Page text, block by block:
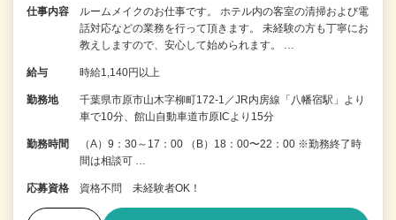
仕事内容
ルームメイクのお仕事です。 ホテル内の客室の清掃および電
話対応などの業務を行って頂きます。 未経験の方も丁寧にお
教えしますので、安心して始められます。 …
給与 時給1,140円以上
勤務地
千葉県市原市山木字柳町172-1／JR内房線「八幡宿駅」より
車で10分、館山自動車道市原ICより15分
勤務時間
（A）9：30～17：00 （B）18：00〜22：00 ※勤務終了時
間は相談可 …
応募資格 資格不問 未経験者OK！